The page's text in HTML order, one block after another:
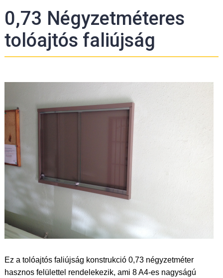
0,73 Négyzetméteres
tolóajtós faliújság
Ez a tolóajtós faliújság konstrukció 0,73 négyzetméter
hasznos felülettel rendelekezik, ami 8 A4-es nagyságú